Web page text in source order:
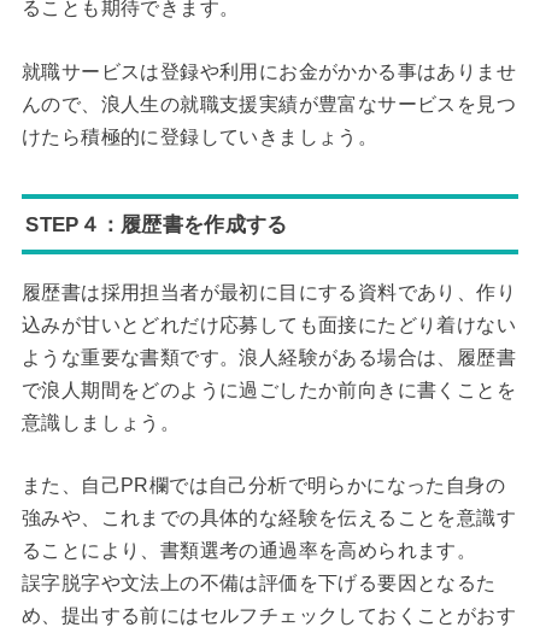
ることも期待できます。
就職サービスは登録や利用にお金がかかる事はありませ
んので、浪人生の就職支援実績が豊富なサービスを見つ
けたら積極的に登録していきましょう。
STEP４：履歴書を作成する
履歴書は採用担当者が最初に目にする資料であり、作り
込みが甘いとどれだけ応募しても面接にたどり着けない
ような重要な書類です。浪人経験がある場合は、履歴書
で浪人期間をどのように過ごしたか前向きに書くことを
意識しましょう。
また、自己PR欄では自己分析で明らかになった自身の
強みや、これまでの具体的な経験を伝えることを意識す
ることにより、書類選考の通過率を高められます。
誤字脱字や文法上の不備は評価を下げる要因となるた
め、提出する前にはセルフチェックしておくことがおす